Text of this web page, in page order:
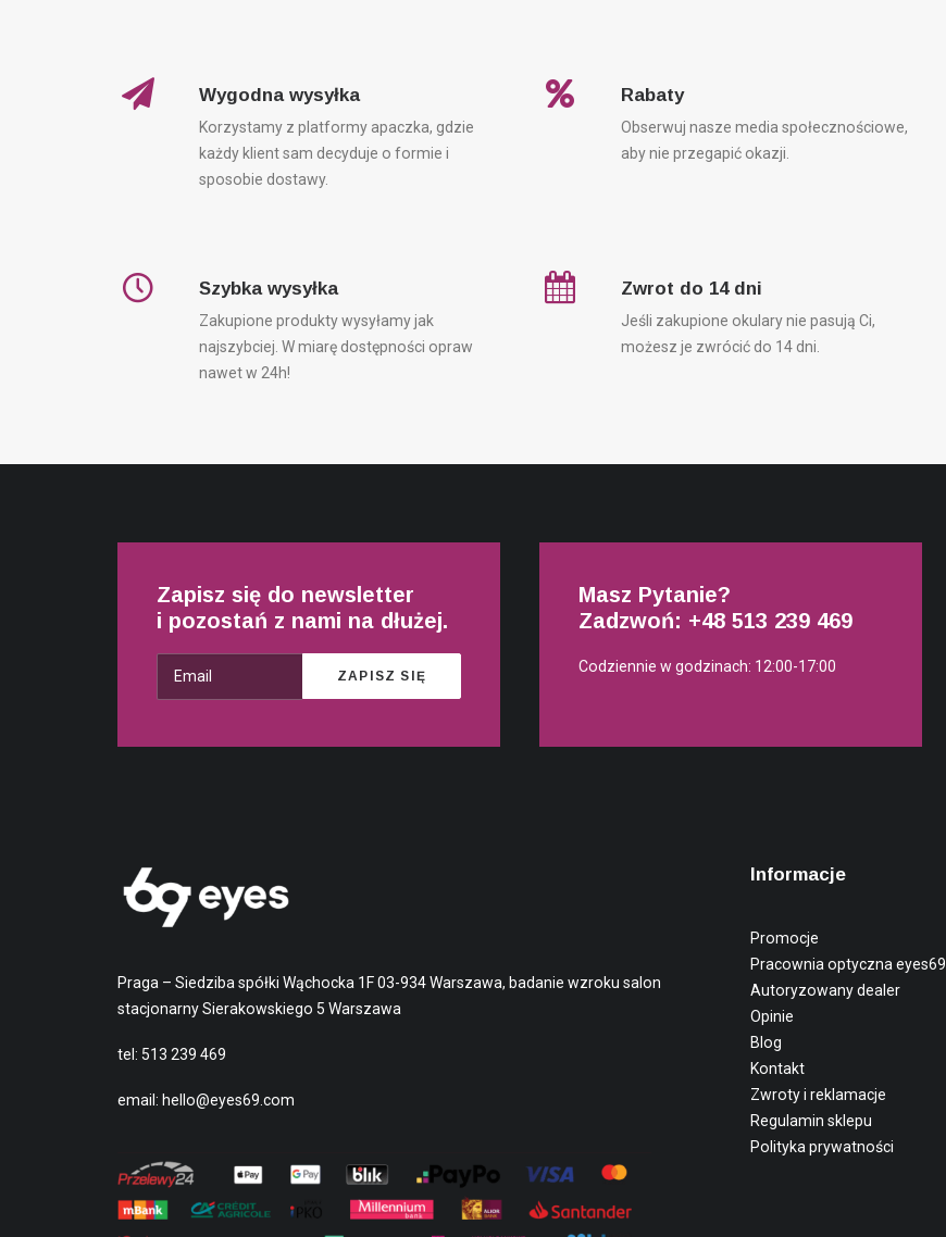
Wygodna wysyłka
Korzystamy z platformy apaczka, gdzie
każdy klient sam decyduje o formie i
sposobie dostawy.
Rabaty
Obserwuj nasze media społecznościowe,
aby nie przegapić okazji.
Szybka wysyłka
Zakupione produkty wysyłamy jak
najszybciej. W miarę dostępności opraw
nawet w 24h!
Zwrot do 14 dni
Jeśli zakupione okulary nie pasują Ci,
możesz je zwrócić do 14 dni.
Zapisz się do newsletter
i pozostań z nami na dłużej.
Masz Pytanie?
Zadzwoń: +48 513 239 469
Codziennie w godzinach: 12:00-17:00
Praga – Siedziba spółki Wąchocka 1F 03-934 Warszawa, badanie wzroku salon
stacjonarny Sierakowskiego 5 Warszawa
tel: 513 239 469
email: hello@eyes69.com
Informacje
Promocje
Pracownia optyczna eyes69
Autoryzowany dealer
Opinie
Blog
Kontakt
Zwroty i reklamacje
Regulamin sklepu
Polityka prywatności